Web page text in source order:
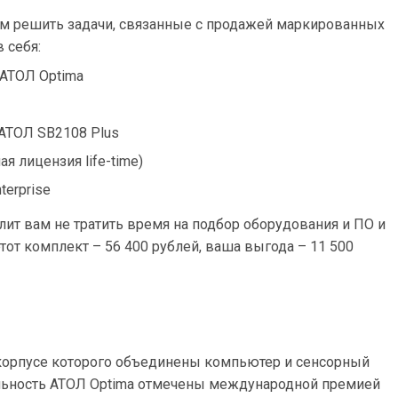
решить задачи, связанные с продажей маркированных
себя:
Optima
SB2108 Plus
лицензия life-time)
вам не тратить время на подбор оборудования и ПО и
комплект – 56 400 рублей, ваша выгода – 11 500
которого объединены компьютер и сенсорный
АТОЛ Optima отмечены международной премией